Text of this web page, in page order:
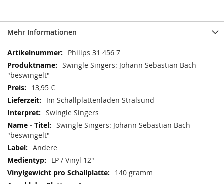
Mehr Informationen
Mehr
Informationen
Philips 31 456 7
Swingle Singers: Johann Sebastian Bach
"beswingelt"
13,95 €
Im Schallplattenladen Stralsund
Swingle Singers
Swingle Singers: Johann Sebastian Bach
"beswingelt"
Andere
LP / Vinyl 12"
140 gramm